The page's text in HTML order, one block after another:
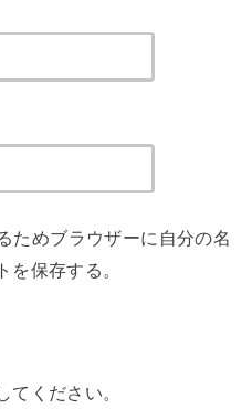
ためブラウザーに自分の名
を保存する。
てください。